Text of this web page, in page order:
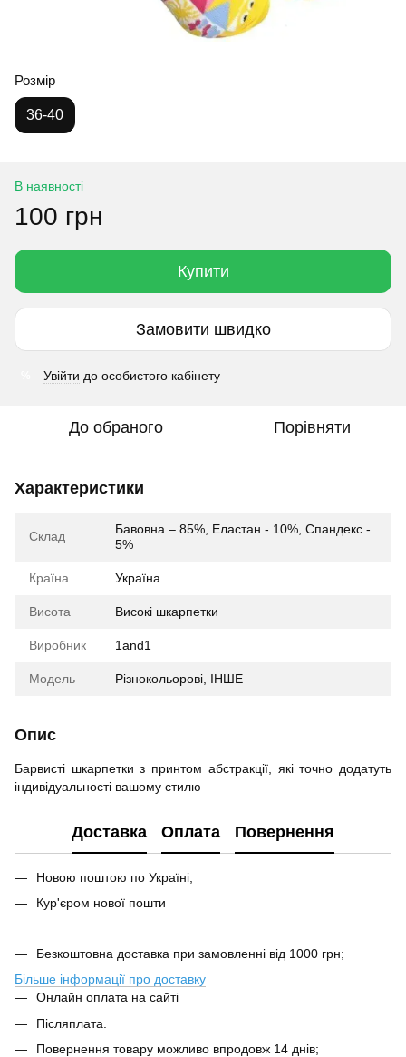
Розмір
36-40
В наявності
100 грн
Купити
Замовити швидко
Увійти до особистого кабінету
До обраного Порівняти
Характеристики
Склад
Бавовна – 85%, Еластан - 10%, Спандекс -
5%
Країна Україна
Висота Високі шкарпетки
Виробник 1and1
Модель Різнокольорові, ІНШЕ
Опис
Барвисті шкарпетки з принтом абстракції, які точно додатуть
індивідуальності вашому стилю
Доставка Оплата Повернення
Новою поштою по Україні;
Кур'єром нової пошти
Безкоштовна доставка при замовленні від 1000 грн;
Більше інформації про доставку
Онлайн оплата на сайті
Післяплата.
Повернення товару можливо впродовж 14 днів;